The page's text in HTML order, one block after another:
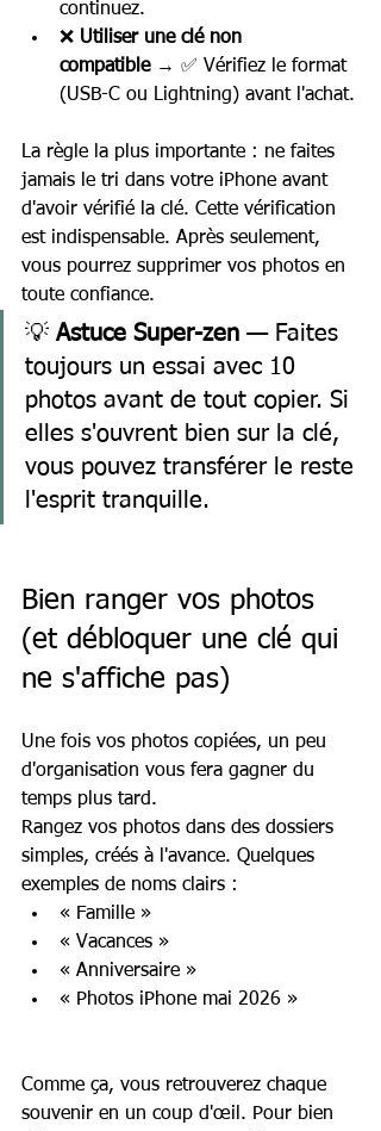
continuez.
❌ Utiliser une clé non
compatible → ✅ Vérifiez le format
(USB-C ou Lightning) avant l'achat.
La règle la plus importante : ne faites
jamais le tri dans votre iPhone avant
d'avoir vérifié la clé. Cette vérification
est indispensable. Après seulement,
vous pourrez supprimer vos photos en
toute confiance.
💡 Astuce Super-zen — Faites
toujours un essai avec 10
photos avant de tout copier. Si
elles s'ouvrent bien sur la clé,
vous pouvez transférer le reste
l'esprit tranquille.
Bien ranger vos photos
(et débloquer une clé qui
ne s'affiche pas)
Une fois vos photos copiées, un peu
d'organisation vous fera gagner du
temps plus tard.
Rangez vos photos dans des dossiers
simples, créés à l'avance. Quelques
exemples de noms clairs :
« Famille »
« Vacances »
« Anniversaire »
« Photos iPhone mai 2026 »
Comme ça, vous retrouverez chaque
souvenir en un coup d'œil. Pour bien